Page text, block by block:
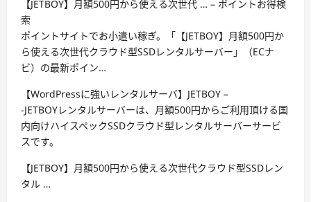
【JETBOY】月額500円から使える次世代 … – ポイントお得検
索
ポイントサイトでお小遣い稼ぎ。「【JETBOY】月額500円か
ら使える次世代クラウド型SSDレンタルサーバー」（ECナ
ビ）の最新ポイン…
【WordPressに強いレンタルサーバ】JETBOY –
-JETBOYレンタルサーバーは、月額500円からご利用頂ける国
内向けハイスペックSSDクラウド型レンタルサーバーサービ
スです。
【JETBOY】月額500円から使える次世代クラウド型SSDレン
タル …